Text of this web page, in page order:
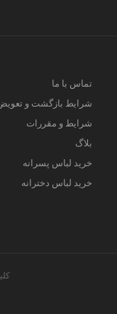
تماس با ما
شرایط بازگشت و تعویض
شرایط و مقررات
بلاگ
خرید لباس پسرانه
خرید لباس دخترانه